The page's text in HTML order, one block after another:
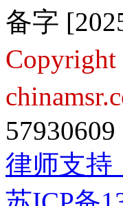
备字
57930609
律师支持